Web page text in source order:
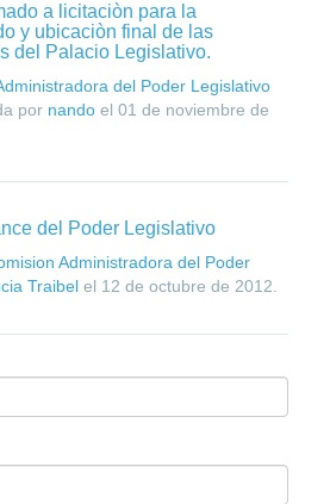
a licitaciòn para la
y ubicaciòn final de las
del Palacio Legislativo.
del Poder Legislativo
por nando el 01 de noviembre de
del Poder Legislativo
Administradora del Poder
Traibel el 12 de octubre de 2012